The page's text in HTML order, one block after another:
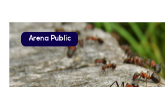
Arena Public